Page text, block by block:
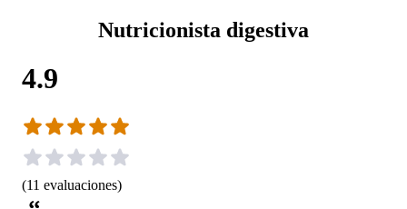
Nutricionista digestiva
4.9
(11 evaluaciones)